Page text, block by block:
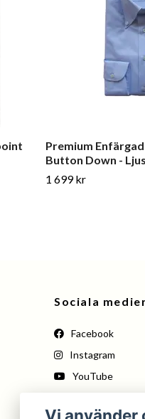
Premium
Button Down -
1 699 kr
Sociala
Facebook
Instagram
YouTube
Vi använder